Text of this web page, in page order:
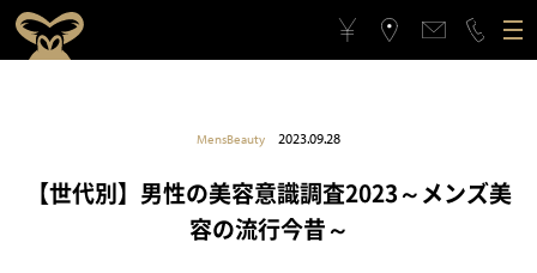
医療機関としてのこだわり
MensBeauty 2023.09.28
【世代別】男性の美容意識調査2023～メンズ美
容の流行今昔～